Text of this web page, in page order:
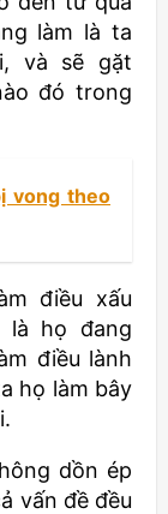
làm là ta
và sẽ gặt
đó trong
vong theo
điều xấu
là họ đang
điều lành
họ làm bây
dồn ép
vấn đề đều